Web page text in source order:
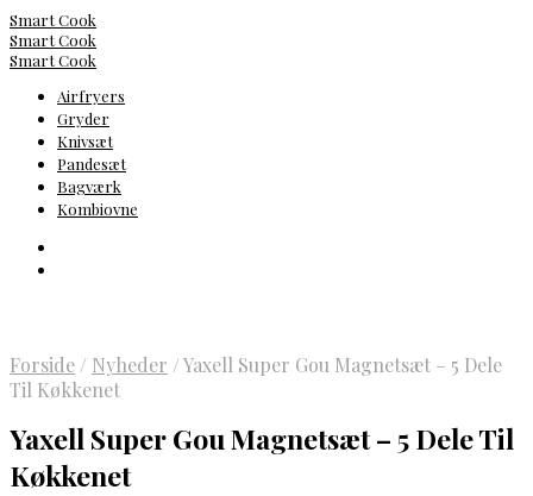
Smart Cook
Smart Cook
Smart Cook
Airfryers
Gryder
Knivsæt
Pandesæt
Bagværk
Kombiovne
Forside / Nyheder /Yaxell Super Gou Magnetsæt – 5 Dele
Til Køkkenet
Yaxell Super Gou Magnetsæt – 5 Dele Til
Køkkenet